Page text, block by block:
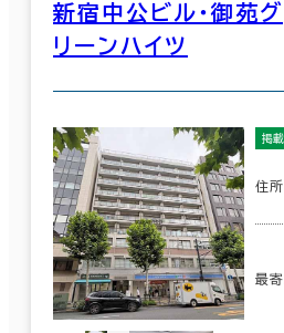
新宿中公ビル・御苑グ
リーンハイツ
掲
住所
最